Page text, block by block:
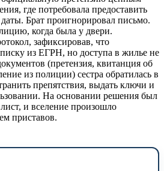
где потребовала предоставить
Брат проигнорировал письмо.
когда была у двери.
зафиксировав, что
из ЕГРН, но доступа в жилье не
(претензия, квитанция об
из полиции) сестра обратилась в
препятствия, выдать ключи и
На основании решения был
и вселение произошло
приставов.